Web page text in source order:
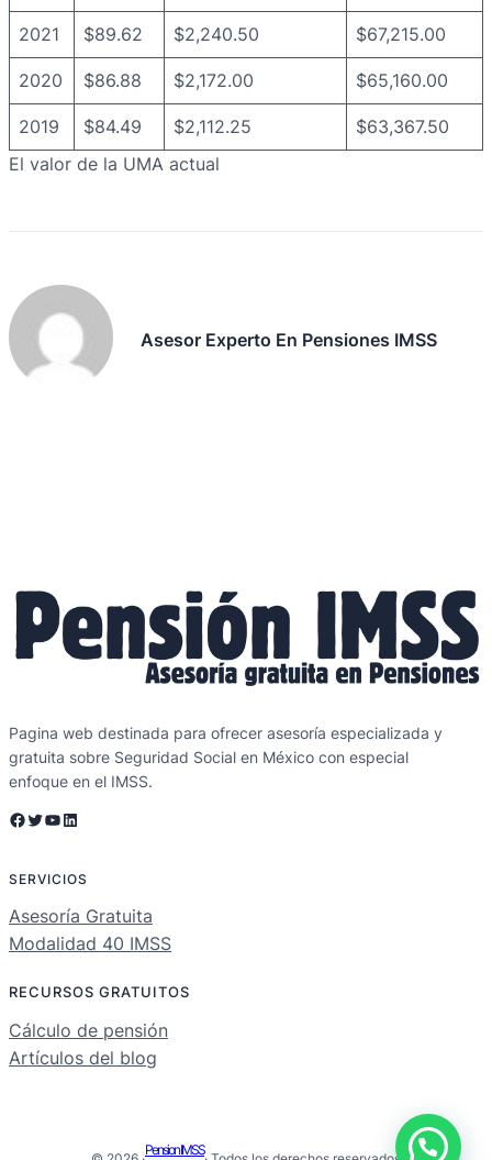
2021 $89.62 $2,240.50 $67,215.00
2020 $86.88 $2,172.00 $65,160.00
2019 $84.49 $2,112.25
$63,367.50
El valor de la UMA actual
Asesor Experto En Pensiones IMSS
Pagina web destinada para ofrecer asesoría especializada y
gratuita sobre Seguridad Social en México con especial
enfoque en el IMSS.
Facebook Twitter YouTube LinkedIn
SERVICIOS
Asesoría Gratuita
Modalidad 40 IMSS
RECURSOS GRATUITOS
Cálculo de pensión
Artículos del blog
Pension IMSS